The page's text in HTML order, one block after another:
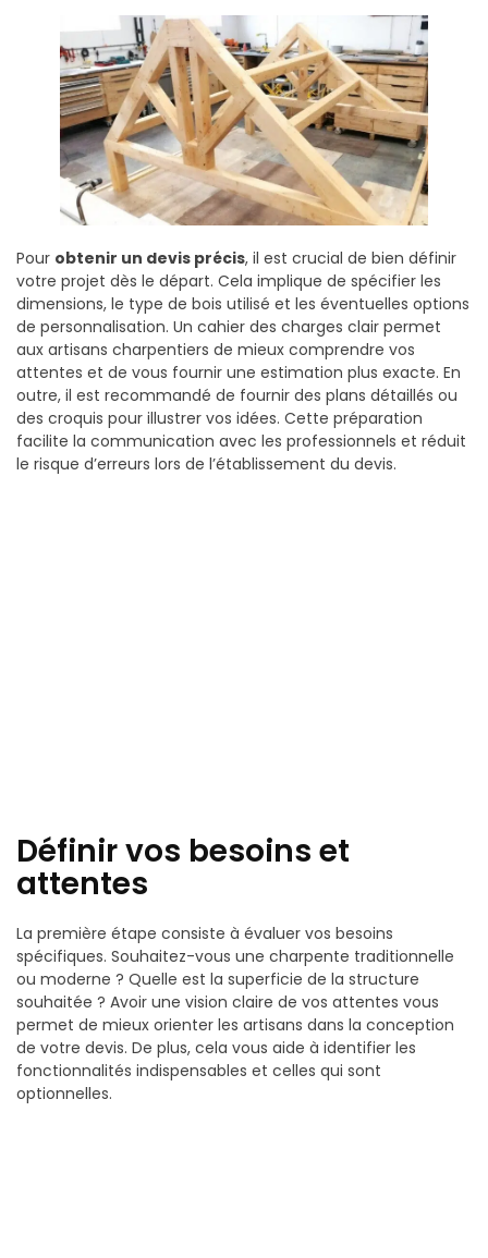
Pour obtenir un devis précis, il est crucial de bien définir
votre projet dès le départ. Cela implique de spécifier les
dimensions, le type de bois utilisé et les éventuelles options
de personnalisation. Un cahier des charges clair permet
aux artisans charpentiers de mieux comprendre vos
attentes et de vous fournir une estimation plus exacte. En
outre, il est recommandé de fournir des plans détaillés ou
des croquis pour illustrer vos idées. Cette préparation
facilite la communication avec les professionnels et réduit
le risque d’erreurs lors de l’établissement du devis.
Définir vos besoins et
attentes
La première étape consiste à évaluer vos besoins
spécifiques. Souhaitez-vous une charpente traditionnelle
ou moderne ? Quelle est la superficie de la structure
souhaitée ? Avoir une vision claire de vos attentes vous
permet de mieux orienter les artisans dans la conception
de votre devis. De plus, cela vous aide à identifier les
fonctionnalités indispensables et celles qui sont
optionnelles.